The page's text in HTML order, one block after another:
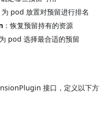
为 pod 放置对预留进行排名
：恢复预留持有的资源
为 pod 选择最合适的预留
接口，定义以下方